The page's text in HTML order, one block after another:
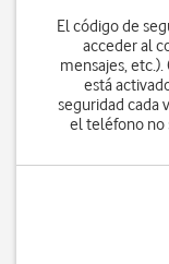
El código de
acceder al
mensajes,
está
seguridad cada
el teléfono no